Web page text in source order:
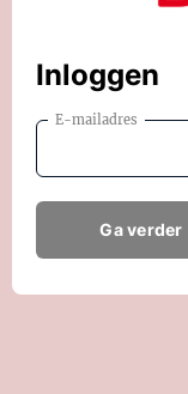
Inloggen
E-mailadres
Ga verder